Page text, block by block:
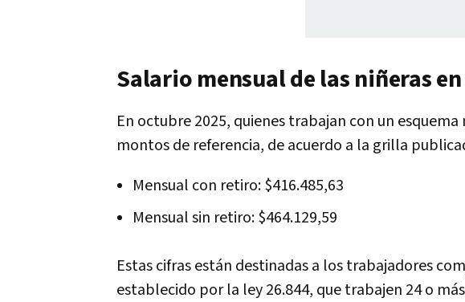
Salario mensual de las niñeras
En octubre 2025, quienes trabajan con un
montos de referencia, de acuerdo a la grilla
Mensual con retiro: $416.485,63
Mensual sin retiro: $464.129,59
Estas cifras están destinadas a los trabajadores
establecido por la ley 26.844, que trabajen 24 o